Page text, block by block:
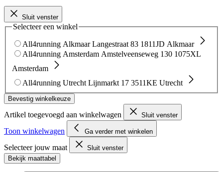
Sluit venster
Selecteer een winkel
All4running Alkmaar Langestraat 83 1811JD Alkmaar
All4running Amsterdam Amstelveenseweg 130 1075XL
Amsterdam
All4running Utrecht Lijnmarkt 17 3511KE Utrecht
Bevestig winkelkeuze
Artikel toegevoegd aan winkelwagen Sluit venster
Toon winkelwagen Ga verder met winkelen
Selecteer jouw maat
Sluit venster
Bekijk maattabel